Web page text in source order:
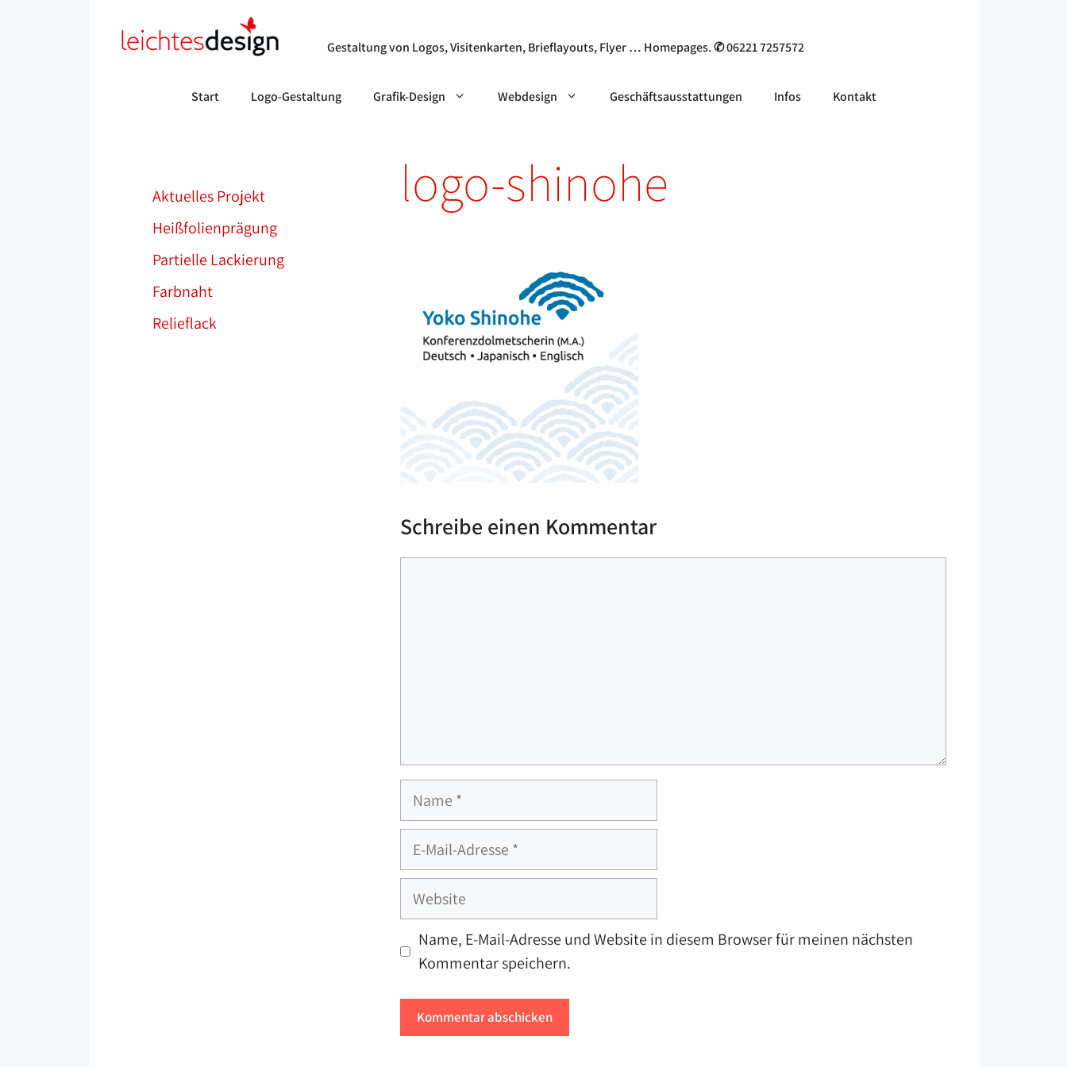
Gestaltung von Logos, Visitenkarten, Brieflayouts, Flyer … Homepages. ✆ 06221 7257572
Start Logo-Gestaltung Grafik-Design Webdesign Geschäftsausstattungen Infos Kontakt
logo-shinohe
Schreibe einen Kommentar
Name
Adresse
Website
Name, E-Mail-Adresse und Website in diesem Browser für meinen nächsten
Kommentar speichern.
Aktuelles Projekt
Heißfolienprägung
Partielle Lackierung
Farbnaht
Relieflack